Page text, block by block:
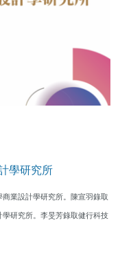
學研究所
商業設計學研究所。陳宣羽錄取
研究所。 李旻芳錄取健行科技